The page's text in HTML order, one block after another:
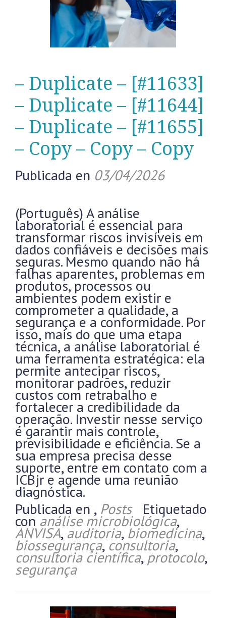
– Duplicate – [#11633]
– Duplicate – [#11644]
– Duplicate – [#11655]
– Copy – Copy – Copy
Publicada en 03/04/2026
(Português) A análise
laboratorial é essencial para
transformar riscos invisíveis em
dados confiáveis e decisões mais
seguras. Mesmo quando não há
falhas aparentes, problemas em
produtos, processos ou
ambientes podem existir e
comprometer a qualidade, a
segurança e a conformidade. Por
isso, mais do que uma etapa
técnica, a análise laboratorial é
uma ferramenta estratégica: ela
permite antecipar riscos,
monitorar padrões, reduzir
custos com retrabalho e
fortalecer a credibilidade da
operação. Investir nesse serviço
é garantir mais controle,
previsibilidade e eficiência. Se a
sua empresa precisa desse
suporte, entre em contato com a
ICBjr e agende uma reunião
diagnóstica.
Publicada en , Posts Etiquetado
con análise microbiológica,
ANVISA,auditoria,biomedicina,
biossegurança, consultoria,
consultoria científica,protocolo,
segurança